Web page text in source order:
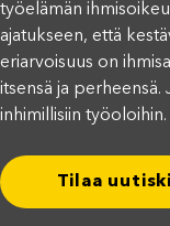
työelämän
ajatukseen, että
eriarvoisuus on
itsensä ja perheensä.
inhimillisiin työoloihin.
Tilaa